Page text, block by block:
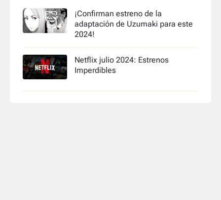
¡Confirman estreno de la
adaptación de Uzumaki para este
2024!
Netflix julio 2024: Estrenos
Imperdibles